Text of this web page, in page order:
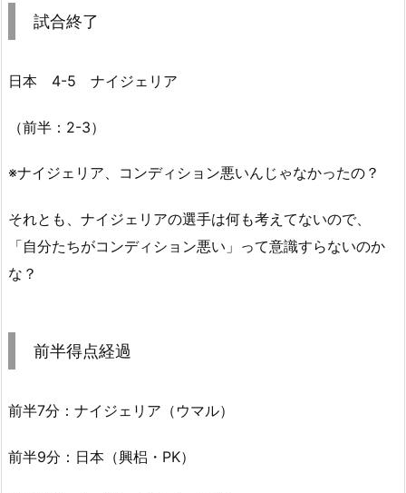
試合終了
日本 4-5 ナイジェリア
（前半：2-3）
※ナイジェリア、コンディション悪いんじゃなかったの？
それとも、ナイジェリアの選手は何も考えてないので、
「自分たちがコンディション悪い」って意識すらないのか
な？
前半得点経過
前半7分：ナイジェリア（ウマル）
前半9分：日本（興梠・PK）